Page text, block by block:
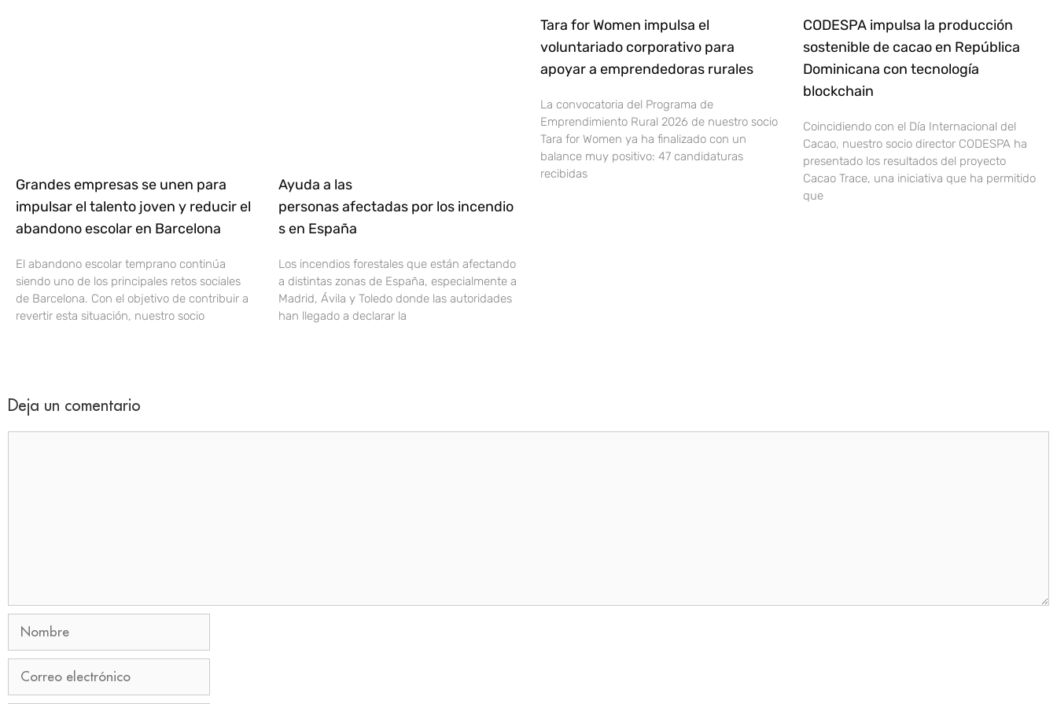
Grandes empresas se unen para
impulsar el talento joven y reducir el
abandono escolar en Barcelona
El abandono escolar temprano continúa
siendo uno de los principales retos sociales
de Barcelona. Con el objetivo de contribuir a
revertir esta situación, nuestro socio
Ayuda a las
personas afectadas por los incendio
s en España
Los incendios forestales que están afectando
a distintas zonas de España, especialmente a
Madrid, Ávila y Toledo donde las autoridades
han llegado a declarar la
Tara for Women impulsa el
voluntariado corporativo para
apoyar a emprendedoras rurales
La convocatoria del Programa de
Emprendimiento Rural 2026 de nuestro socio
Tara for Women ya ha finalizado con un
balance muy positivo: 47 candidaturas
recibidas
CODESPA impulsa la producción
sostenible de cacao en República
Dominicana con tecnología
blockchain
Coincidiendo con el Día Internacional del
Cacao, nuestro socio director CODESPA ha
presentado los resultados del proyecto
Cacao Trace, una iniciativa que ha permitido
que
Deja un comentario